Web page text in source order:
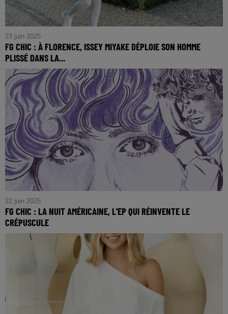
23 juin 2025
FG CHIC : À FLORENCE, ISSEY MIYAKE DÉPLOIE SON HOMME
PLISSÉ DANS LA...
FG CHIC : À Florence, Issey Miyake déploie son Homme
Plissé dans la splendeur de la Villa della Petraia
22 juin 2025
FG CHIC : LA NUIT AMÉRICAINE, L'EP QUI RÉINVENTE LE
CRÉPUSCULE
FG CHIC : LA NUIT AMÉRICAINE, L'EP Qui Réinvente Le